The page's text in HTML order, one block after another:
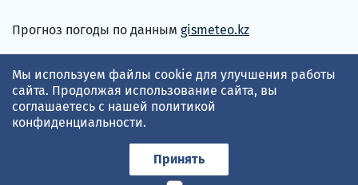
Прогноз погоды по данным gismeteo.kz
Принимаем карты
Мы используем файлы cookie для улучшения работы
сайта. Продолжая использование сайта, вы
соглашаетесь с нашей политикой
конфиденциальности.
Принять